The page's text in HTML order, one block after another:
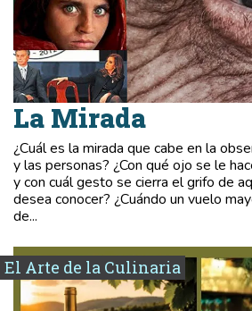
La Mirada
¿Cuál es la mirada que cabe en la
y las personas? ¿Con qué ojo se le
y con cuál gesto se cierra el grifo de
desea conocer? ¿Cuándo un vuelo
de...
El Arte de la Culinaria